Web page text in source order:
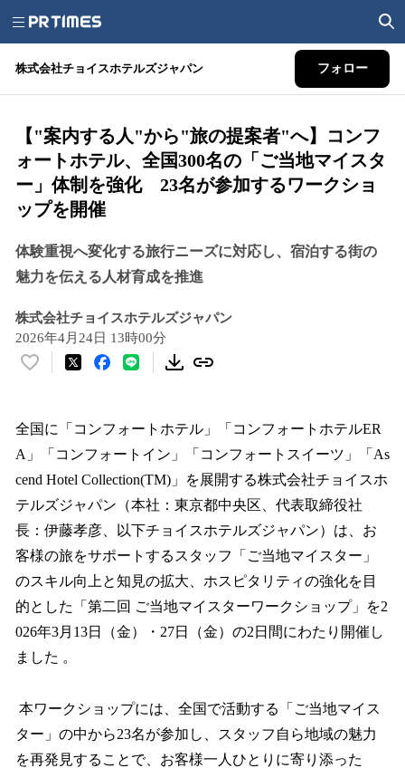
株式会社チョイスホテルズジャパン フォロー
【"案内する人"から"旅の提案者"へ】コンフ
ォートホテル、全国300名の「ご当地マイスタ
ー」体制を強化 23名が参加するワークショ
ップを開催
体験重視へ変化する旅行ニーズに対応し、宿泊する街の
魅力を伝える人材育成を推進
株式会社チョイスホテルズジャパン
2026年4月24日 13時00分
い
！
を
読
み
中
で
す
全国に「コンフォートホテル」「コンフォートホテルER
A」「コンフォートイン」「コンフォートスイーツ」「As
cend Hotel Collection(TM)」を展開する株式会社チョイスホ
テルズジャパン（本社：東京都中央区、代表取締役社
長：伊藤孝彦、以下チョイスホテルズジャパン）は、お
客様の旅をサポートするスタッフ「ご当地マイスター」
のスキル向上と知見の拡大、ホスピタリティの強化を目
的とした「第二回 ご当地マイスターワークショップ」を2
026年3月13日（金）・27日（金）の2日間にわたり開催し
ました 。
本ワークショップには、全国で活動する「ご当地マイス
ター」の中から23名が参加し、スタッフ自ら地域の魅力
を再発見することで、お客様一人ひとりに寄り添った